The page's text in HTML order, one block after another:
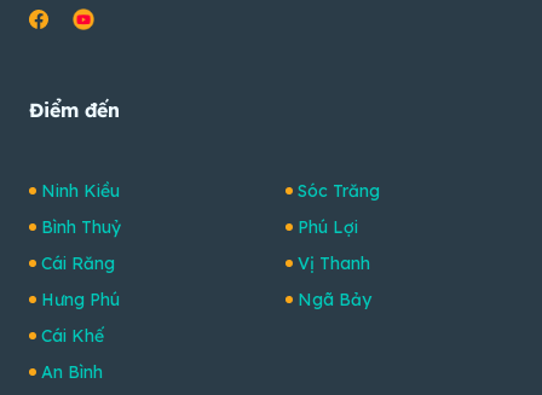
Điểm đến
Ninh Kiều
Bình Thuỷ
Cái Răng
Hưng Phú
Cái Khế
An Bình
Sóc Trăng
Phú Lợi
Vị Thanh
Ngã Bảy